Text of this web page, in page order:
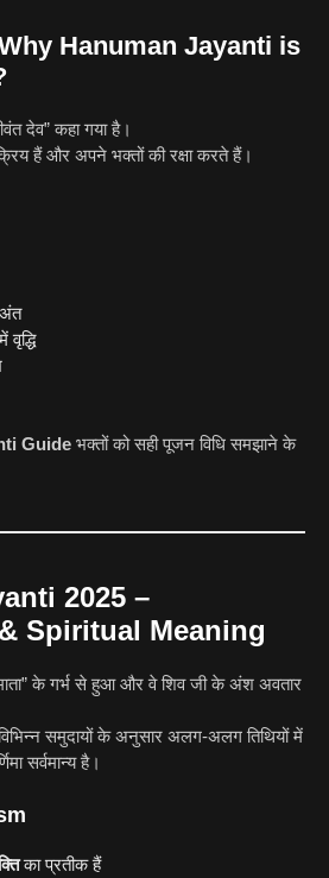
Hanuman Jayanti is
देव” कहा गया है।
हैं और अपने भक्तों की रक्षा करते हैं।
अंत
Guide भक्तों को सही पूजन विधि समझाने के
2025 –
Spiritual Meaning
के गर्भ से हुआ और वे शिव जी के अंश अवतार
समुदायों के अनुसार अलग-अलग तिथियों में
सर्वमान्य है।
का प्रतीक हैं